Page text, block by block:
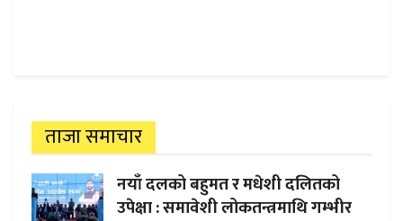
ताजा समाचार
नयाँ दलको बहुमत र मधेशी दलितको
उपेक्षा : समावेशी लोकतन्त्रमाथि गम्भीर